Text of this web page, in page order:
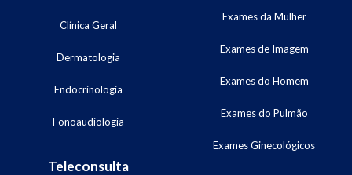
Clínica Geral
Dermatologia
Endocrinologia
Fonoaudiologia
Teleconsulta
Exames da Mulher
Exames de Imagem
Exames do Homem
Exames do Pulmão
Exames Ginecológicos